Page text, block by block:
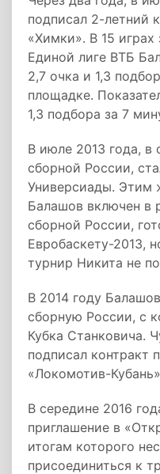
подписал 2-летний
«Химки». В 15
Единой лиге ВТБ
2,7 очка и 1,3
площадке.
1,3 подбора за 7
В июле 2013 года, в
сборной России,
Универсиады. Этим
Балашов включен в
сборной России,
Евробаскету-2013,
турнир Никита не
В 2014 году
сборную России, с
Кубка Станковича.
подписал контракт
«Локомотив-
В середине 2016
приглашение в
итогам которого
присоединиться к